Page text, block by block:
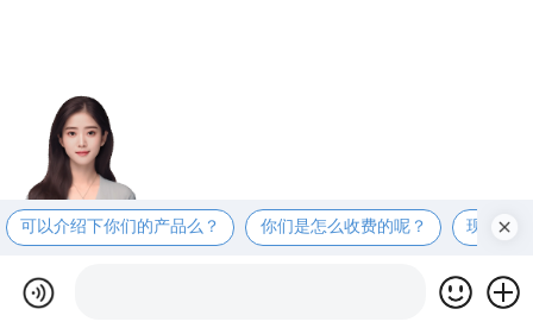
可以介绍下你们的产品么？ 你们是怎么收费的呢？ 现在有